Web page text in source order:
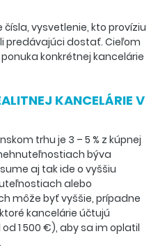
vysvetlenie, kto províziu
predávajúci dostať. Cieľom
konkrétnej kancelárie
KANCELÁRIE V
trhu je 3 – 5 % z kúpnej
nehnuteľnostiach býva
aj tak ide o vyššiu
alebo
môže byť vyššie, prípadne
kancelárie účtujú
1 500 €), aby sa im oplatil